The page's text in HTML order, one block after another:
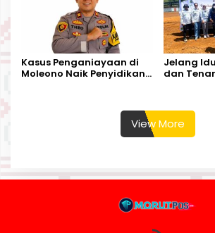
Kasus Penganiayaan di
Moleono Naik Penyidikan,
Jelang
dan
View More